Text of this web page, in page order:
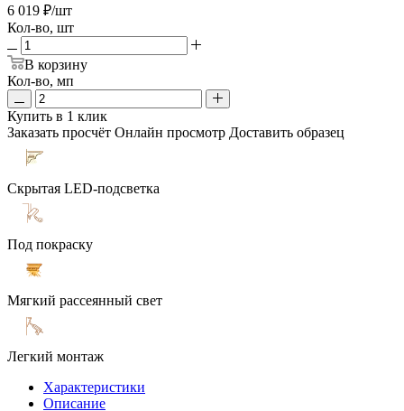
6 019 ₽/шт
Кол-во, шт
В корзину
Кол-во, мп
Купить в 1 клик
Заказать просчёт Онлайн просмотр Доставить образец
Скрытая LED-подсветка
Под покраску
Мягкий рассеянный свет
Легкий монтаж
Характеристики
Описание